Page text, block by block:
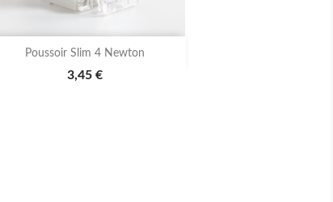
Poussoir Slim 4 Newton
3,45 €
Aperçu rapide